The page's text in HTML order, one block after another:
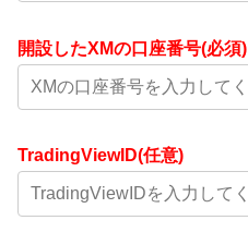
開設したXMの口座番号(必須)
TradingViewID(任意)